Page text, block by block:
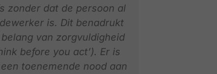
zonder dat de persoon al
is. Dit benadrukt
van zorgvuldigheid
before you act’). Er is
toenemende nood aan